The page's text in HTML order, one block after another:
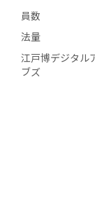
員数
法量
江戸博デジタル
ブズ